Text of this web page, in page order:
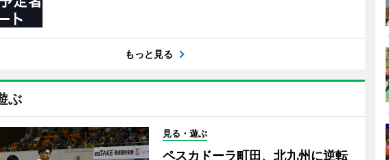
もっと見る
ぶ
見る・遊ぶ
ペスカドーラ町田、北九州に逆転